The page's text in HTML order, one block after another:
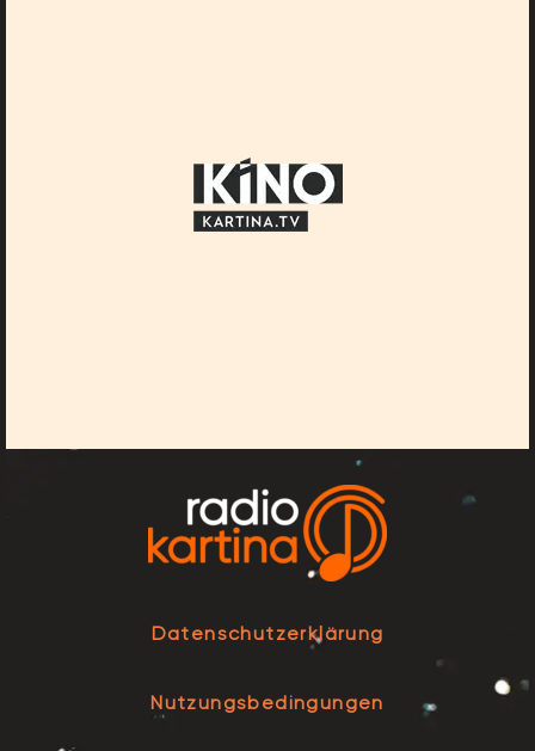
Datenschutzerklärung
Nutzungsbedingungen